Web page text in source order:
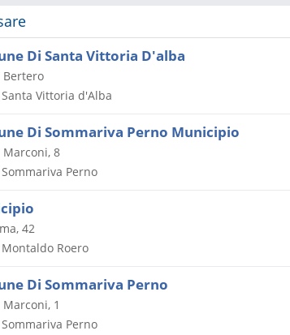
Di Santa Vittoria D'alba
Bertero
Santa Vittoria d'Alba
Di Sommariva Perno Municipio
Marconi, 8
Sommariva Perno
42
Montaldo Roero
Di Sommariva Perno
Marconi, 1
Sommariva Perno